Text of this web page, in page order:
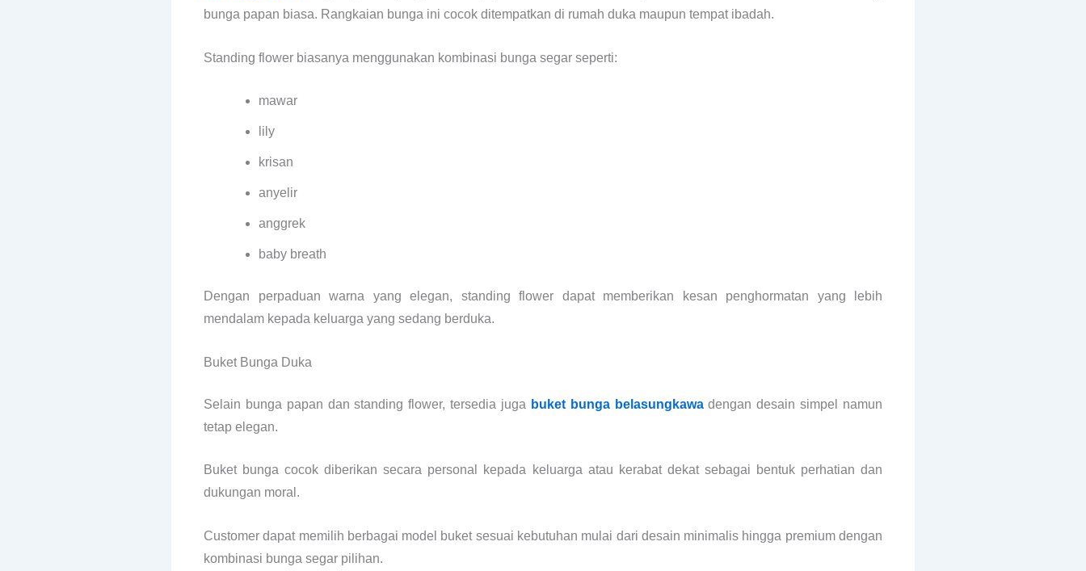
bunga papan biasa. Rangkaian bunga ini cocok ditempatkan di rumah duka maupun tempat ibadah.
Standing flower biasanya menggunakan kombinasi bunga segar seperti:
mawar
lily
krisan
anyelir
anggrek
baby breath
Dengan perpaduan warna yang elegan, standing flower dapat memberikan kesan penghormatan yang lebih
mendalam kepada keluarga yang sedang berduka.
Buket Bunga Duka
Selain bunga papan dan standing flower, tersedia juga buket bunga belasungkawadengan desain simpel namun
tetap elegan.
Buket bunga cocok diberikan secara personal kepada keluarga atau kerabat dekat sebagai bentuk perhatian dan
dukungan moral.
Customer dapat memilih berbagai model buket sesuai kebutuhan mulai dari desain minimalis hingga premium dengan
kombinasi bunga segar pilihan.